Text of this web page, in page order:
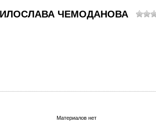
ЧЕМОДАНОВА
Материалов нет